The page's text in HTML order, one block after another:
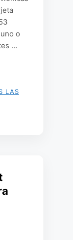
o
…
LAS